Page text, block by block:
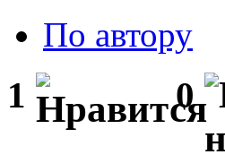
По автору
1 0